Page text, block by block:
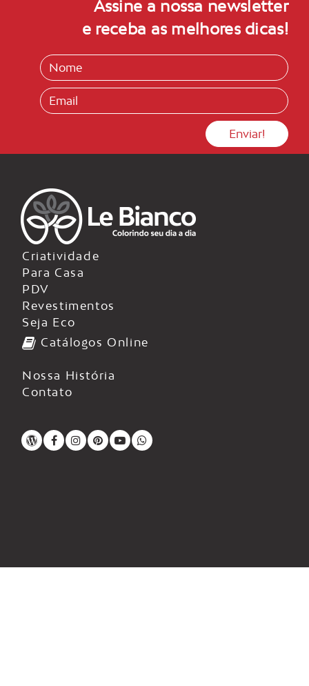
Assine a nossa newsletter
e receba as melhores dicas!
Criatividade
Para Casa
PDV
Revestimentos
Seja Eco
Catálogos Online
Nossa História
Contato